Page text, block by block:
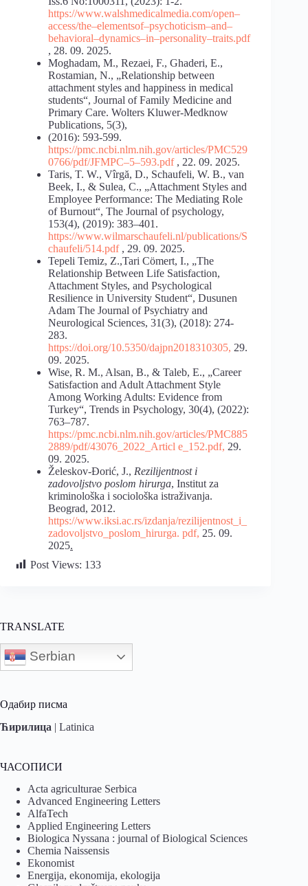
https://www.walshmedicalmedia.com/open–
access/the–elementsof–psychoticism–and–
behavioral–dynamics–in–personality–traits.pdf
, 28. 09. 2025.
Moghadam, M., Rezaei, F., Ghaderi, E.,
Rostamian, N., „Relationship between
attachment styles and happiness in medical
students“, Journal of Family Medicine and
Primary Care. Wolters Kluwer-Medknow
Publications, 5(3),
(2016): 593-599.
https://pmc.ncbi.nlm.nih.gov/articles/PMC529
0766/pdf/JFMPC–5–593.pdf, 22. 09. 2025.
Taris, T. W., Vîrgă, D., Schaufeli, W. B., van
Beek, I., & Sulea, C., „Attachment Styles and
Employee Performance: The Mediating Role
of Burnout“, The Journal of psychology,
153(4), (2019): 383–401.
https://www.wilmarschaufeli.nl/publications/S
chaufeli/514.pdf, 29. 09. 2025.
Tepeli Temiz, Z.,Tari Cömert, I., „The
Relationship Between Life Satisfaction,
Attachment Styles, and Psychological
Resilience in University Student“, Dusunen
Adam The Journal of Psychiatry and
Neurological Sciences, 31(3), (2018): 274-
283.
https://doi.org/10.5350/dajpn2018310305, 29.
09. 2025.
Wise, R. M., Alsan, B., & Taleb, E., „Career
Satisfaction and Adult Attachment Style
Among Working Adults: Evidence from
Turkey“, Trends in Psychology, 30(4), (2022):
763–787.
https://pmc.ncbi.nlm.nih.gov/articles/PMC885
2889/pdf/43076_2022_Articl e_152.pdf, 29.
09. 2025.
Želeskov-Đorić, J., Rezilijentnost i
zadovoljstvo poslom hirurga, Institut za
kriminološka i sociološka istraživanja.
Beograd, 2012.
https://www.iksi.ac.rs/izdanja/rezilijentnost_i_
zadovoljstvo_poslom_hirurga. pdf, 25. 09.
2025.
Post Views: 133
TRANSLATE
Serbian
Одабир писма
Ћирилица | Latinica
ЧАСОПИСИ
Acta agriculturae Serbica
Advanced Engineering Letters
AlfaTech
Applied Engineering Letters
Biologica Nyssana : journal of Biological Sciences
Chemia Naissensis
Ekonomist
Energija, ekonomija, ekologija